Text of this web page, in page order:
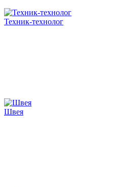
Техник-технолог
Швея